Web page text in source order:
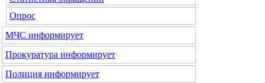
Опрос
МЧС информирует
Прокуратура информирует
Полиция информирует